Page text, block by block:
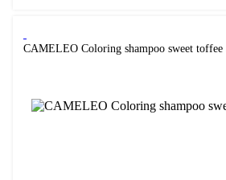
CAMELEO Coloring shampoo sweet toffee